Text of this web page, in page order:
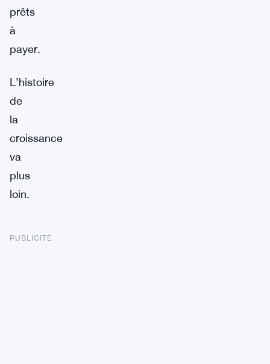
prêts
à
payer.
L’histoire
de
la
croissance
va
plus
loin.
PUBLICITÉ